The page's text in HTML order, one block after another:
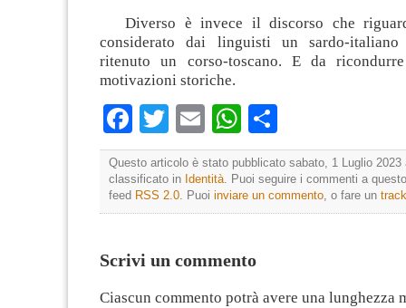
Diverso è invece il discorso che
considerato dai linguisti un sardo-
ritenuto un corso-toscano. E da
motivazioni storiche.
Facebook
TwitterEmailWhatsApp
Questo articolo è stato pubblicato sabato, 1 Luglio 2023
classificato in Identità . Puoi seguire i commenti a
feed RSS 2.0 . Puoi inviare un commento , o fare un
Scrivi un commento
Ciascun commento potrà avere una lunghezza